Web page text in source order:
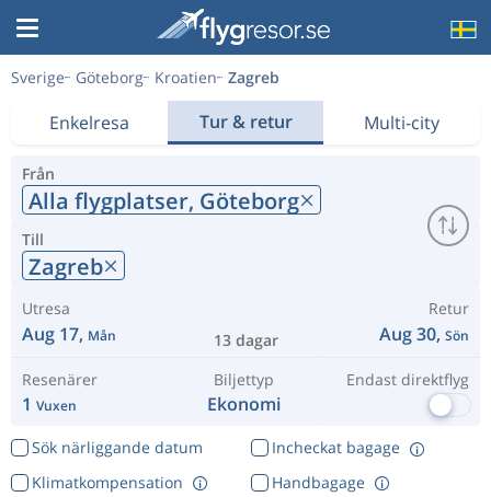
Sverige Göteborg Kroatien Zagreb
Enkelresa Tur & retur Multi-city
Från
Alla flygplatser, Göteborg
Till
Zagreb
Utresa
Aug 17, Mån 13 dagar
Retur
Aug 30, Sön
Resenärer
1 Vuxen
Biljettyp
Ekonomi
Endast direktflyg
Sök närliggande datum
Incheckat bagage
Klimatkompensation
Handbagage